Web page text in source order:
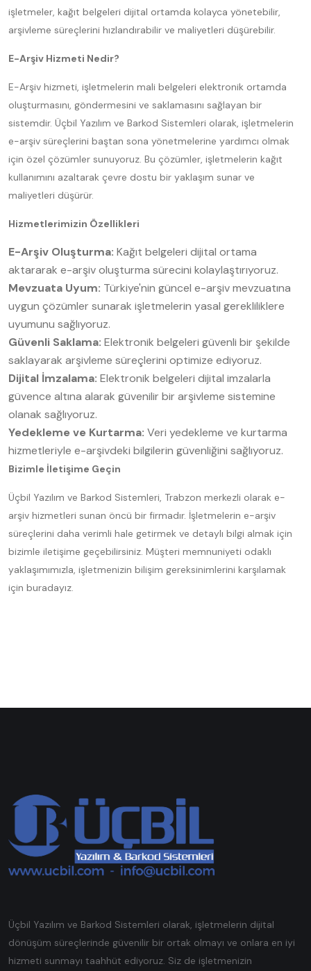
işletmeler, kağıt belgeleri dijital ortamda kolayca yönetebilir,
arşivleme süreçlerini hızlandırabilir ve maliyetleri düşürebilir.
E-Arşiv Hizmeti Nedir?
E-Arşiv hizmeti, işletmelerin mali belgeleri elektronik ortamda
oluşturmasını, göndermesini ve saklamasını sağlayan bir
sistemdir. Üçbil Yazılım ve Barkod Sistemleri olarak, işletmelerin
e-arşiv süreçlerini baştan sona yönetmelerine yardımcı olmak
için özel çözümler sunuyoruz. Bu çözümler, işletmelerin kağıt
kullanımını azaltarak çevre dostu bir yaklaşım sunar ve
maliyetleri düşürür.
Hizmetlerimizin Özellikleri
E-Arşiv Oluşturma: Kağıt belgeleri dijital ortama
aktararak e-arşiv oluşturma sürecini kolaylaştırıyoruz.
Mevzuata Uyum: Türkiye'nin güncel e-arşiv mevzuatına
uygun çözümler sunarak işletmelerin yasal gerekliliklere
uyumunu sağlıyoruz.
Güvenli Saklama: Elektronik belgeleri güvenli bir şekilde
saklayarak arşivleme süreçlerini optimize ediyoruz.
Dijital İmzalama: Elektronik belgeleri dijital imzalarla
güvence altına alarak güvenilir bir arşivleme sistemine
olanak sağlıyoruz.
Yedekleme ve Kurtarma: Veri yedekleme ve kurtarma
hizmetleriyle e-arşivdeki bilgilerin güvenliğini sağlıyoruz.
Bizimle İletişime Geçin
Üçbil Yazılım ve Barkod Sistemleri, Trabzon merkezli olarak e-
arşiv hizmetleri sunan öncü bir firmadır. İşletmelerin e-arşiv
süreçlerini daha verimli hale getirmek ve detaylı bilgi almak için
bizimle iletişime geçebilirsiniz. Müşteri memnuniyeti odaklı
yaklaşımımızla, işletmenizin bilişim gereksinimlerini karşılamak
için buradayız.
Üçbil Yazılım ve Barkod Sistemleri olarak, işletmelerin dijital
dönüşüm süreçlerinde güvenilir bir ortak olmayı ve onlara en iyi
hizmeti sunmayı taahhüt ediyoruz. Siz de işletmenizin